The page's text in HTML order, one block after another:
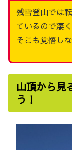
残雪登山では
ているので凄
そこも覚悟し
山頂から見
う！